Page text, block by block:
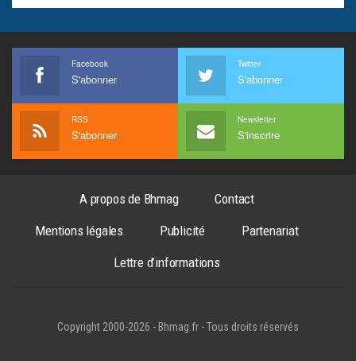
Facebook
S'abonner
Twitter
S'abonner
RSS
S'abonner
Newsletter
S'inscrire
A propos de Bhmag
Contact
Mentions légales
Publicité
Partenariat
Lettre d’informations
Copyright 2000-2026 - Bhmag.fr - Tous droits réservés